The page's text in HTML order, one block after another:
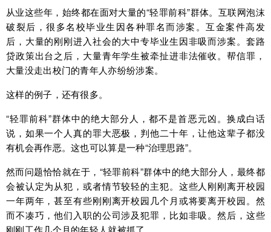
从业这些年，始终都在面对大量的“轻罪前科”群体。互联网泡沫
破裂后，很多名校毕业生因各种罪名而涉案。互金案件高发
后，大量的刚刚进入社会的大中专毕业生因非吸而涉案。套路
贷政策出台之后，大量青年学生被牵扯进非法催收。帮信罪，
大量没走出校门的青年人亦纷纷涉案。
这样的例子，还有很多。
“轻罪前科”群体中的绝大部分人，都不是首恶元凶。换成白话
说，如果一个人真的罪大恶极，判他二十年，让他这辈子都没
有机会再作恶。这也可以算是一种“治理思路”。
然而问题恰恰就在于，“轻罪前科”群体中的绝大部分人，最终都
会被认定为从犯，或者情节较轻的主犯。这些人刚刚离开校园
一年两年，甚至有些刚刚离开校园几个月或将要离开校园。然
而不凑巧，他们入职的公司涉及犯罪，比如非吸。然后，这些
刚刚工作几个月的年轻人就被抓了。